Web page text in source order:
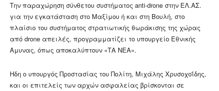
Την παραχώρηση σύνθετου συστήματος anti-drone στην ΕΛ.ΑΣ.
για την εγκατάσταση στο Μαξίμου ή και στη Βουλή, στο
πλαίσιο του συστήματος στρατιωτικής θωράκισης της χώρας
από drone απειλές, προγραμματίζει το υπουργείο Εθνικής
Αμυνας, όπως αποκαλύπτουν «ΤΑ ΝΕΑ».
Ηδη ο υπουργός Προστασίας του Πολίτη, Μιχάλης Χρυσοχοΐδης,
και οι επιτελείς των αρχών ασφαλείας βρίσκονται σε